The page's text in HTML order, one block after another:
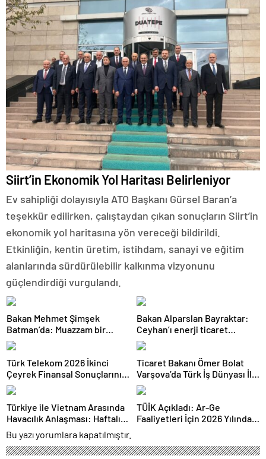
Siirt’in Ekonomik Yol Haritası Belirleniyor
Ev sahipliği dolayısıyla ATO Başkanı Gürsel Baran’a
teşekkür edilirken, çalıştaydan çıkan sonuçların Siirt’in
ekonomik yol haritasına yön vereceği bildirildi.
Etkinliğin, kentin üretim, istihdam, sanayi ve eğitim
alanlarında sürdürülebilir kalkınma vizyonunu
güçlendirdiği vurgulandı.
Bakan Mehmet Şimşek
Batman’da: Muazzam bir
hizmet fırtınası var
Bakan Alparslan Bayraktar:
Ceyhan’ı enerji ticaret
merkezi yapacağız
Türk Telekom 2026 İkinci
Çeyrek Finansal Sonuçlarını
Açıkladı: Yarı Yıl Geliri 142
Milyar TL’yi Aştı
Ticaret Bakanı Ömer Bolat
Varşova’da Türk İş Dünyası İle
Buluştu: Ticaret Hacmi 12,5
Milyar Dolara Ulaştı
Türkiye ile Vietnam Arasında
Havacılık Anlaşması: Haftalık
Sefer Sayısı 42’ye Yükseldi
TÜİK Açıkladı: Ar-Ge
Faaliyetleri İçin 2026 Yılında
Bu yazı yorumlara kapatılmıştır.